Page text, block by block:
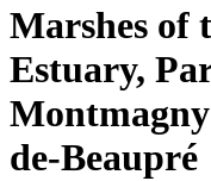
Marshes of
Estuary,
de-Beaupré